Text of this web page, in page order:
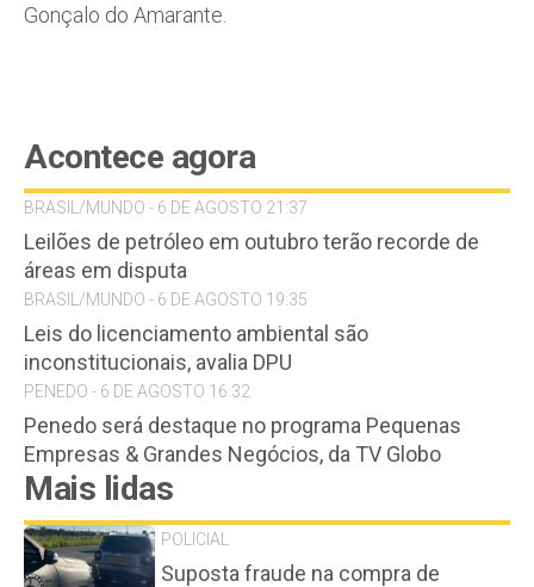
Gonçalo do Amarante.
Acontece agora
BRASIL/MUNDO - 6 DE AGOSTO 21:37
Leilões de petróleo em outubro terão recorde de
áreas em disputa
BRASIL/MUNDO - 6 DE AGOSTO 19:35
Leis do licenciamento ambiental são
inconstitucionais, avalia DPU
PENEDO - 6 DE AGOSTO 16:32
Penedo será destaque no programa Pequenas
Empresas & Grandes Negócios, da TV Globo
Mais lidas
POLICIAL
Suposta fraude na compra de